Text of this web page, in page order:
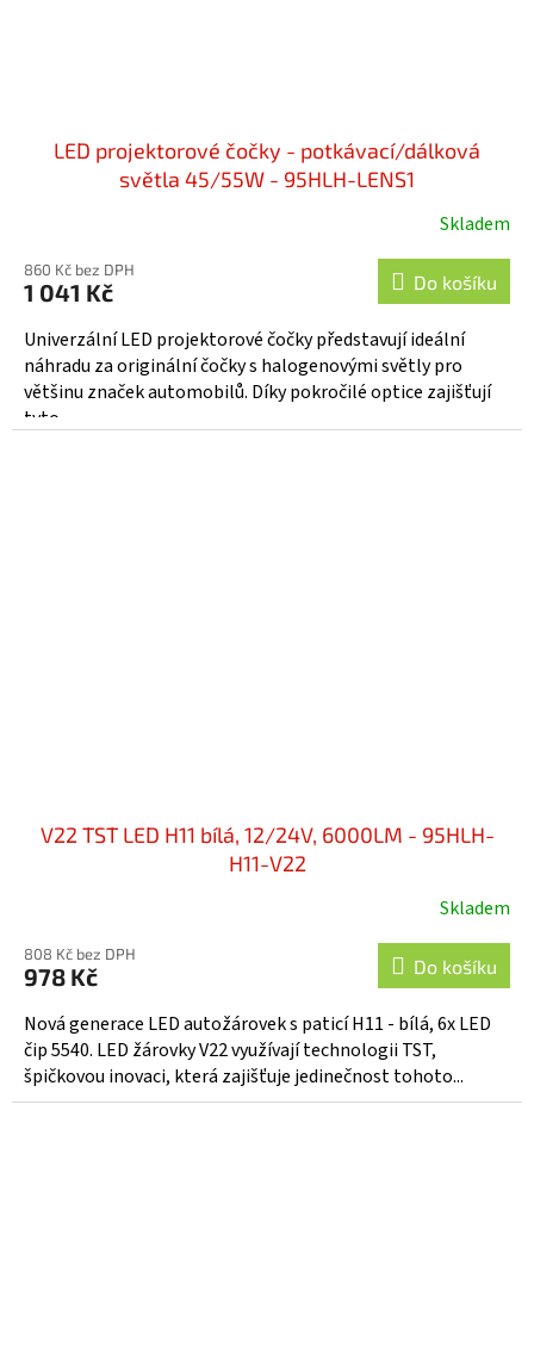
LED projektorové čočky - potkávací/dálková
světla 45/55W - 95HLH-LENS1
Skladem
860 Kč bez DPH
1 041 Kč Do košíku
Univerzální LED projektorové čočky představují ideální
náhradu za originální čočky s halogenovými světly pro
většinu značek automobilů. Díky pokročilé optice zajišťují
tyto...
V22 TST LED H11 bílá, 12/24V, 6000LM - 95HLH-
H11-V22
Skladem
808 Kč bez DPH
978 Kč Do košíku
Nová generace LED autožárovek s paticí H11 - bílá, 6x LED
čip 5540. LED žárovky V22 využívají technologii TST,
špičkovou inovaci, která zajišťuje jedinečnost tohoto...